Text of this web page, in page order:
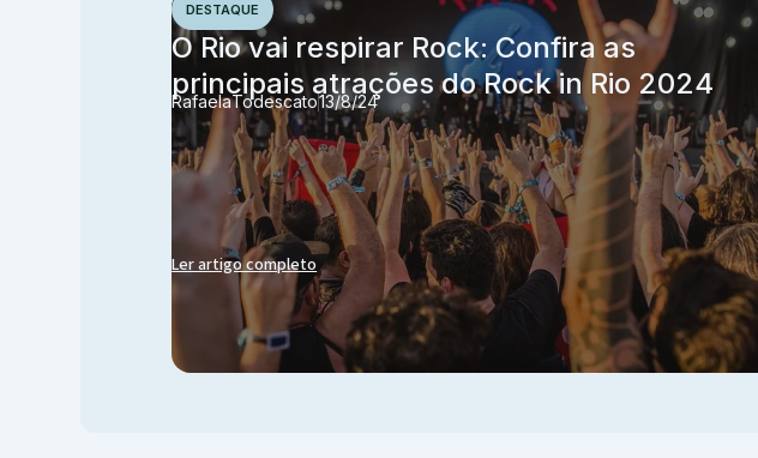
DESTAQUE
O Rio vai respirar Rock: Confira as
principais atrações do Rock in Rio 2024
RafaelaTodescato13/8/24
Ler artigo completo